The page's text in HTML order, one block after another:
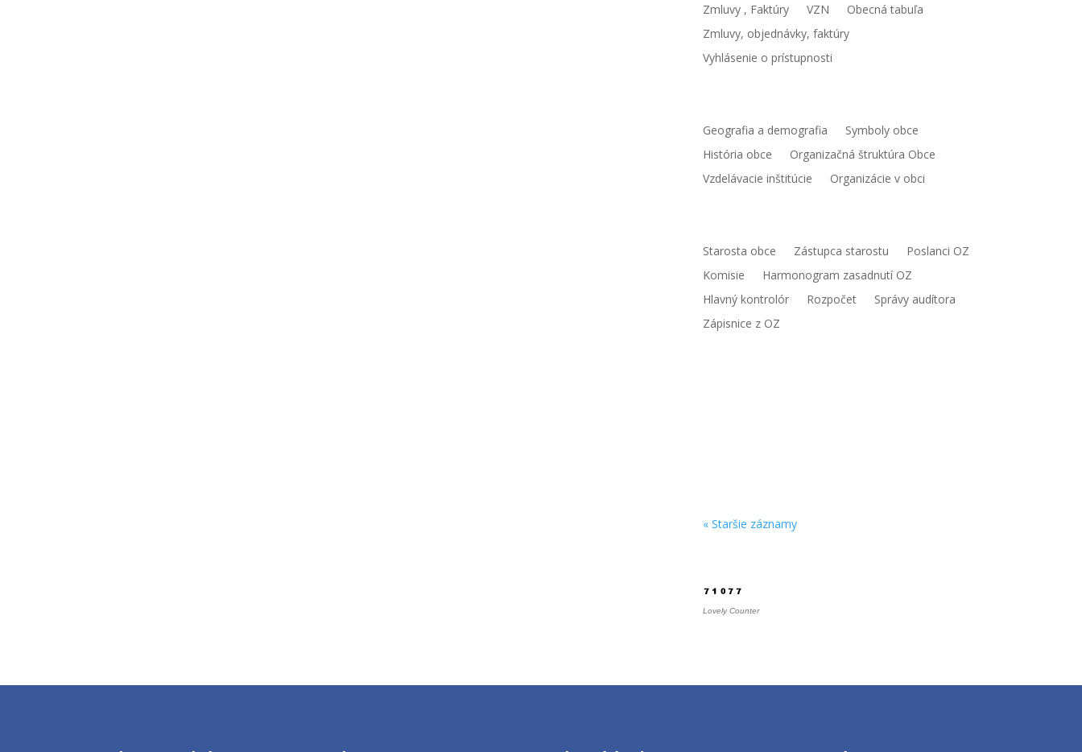
Zmluvy , Faktúry
VZN
Obecná tabuľa
Zmluvy, objednávky, faktúry
Vyhlásenie o prístupnosti
Geografia a demografia
Symboly obce
História obce
Organizačná štruktúra Obce
Vzdelávacie inštitúcie
Organizácie v obci
Starosta obce Zástupca starostu
Poslanci OZ
Komisie
Harmonogram zasadnutí OZ
Hlavný kontrolór
Rozpočet
Správy audítora
Zápisnice z OZ
« Staršie záznamy
Lovely Counter